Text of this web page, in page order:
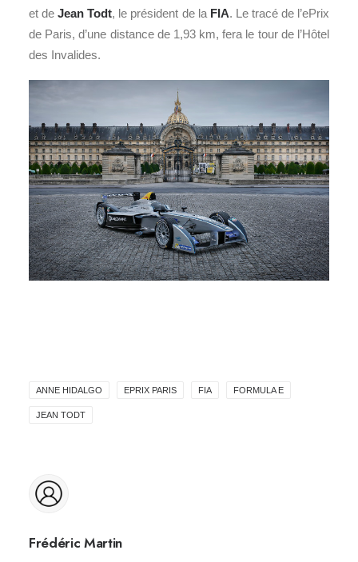
et deJean Todt, le président de la FIA. Le tracé de l’ePrix
de Paris, d’une distance de 1,93 km, fera le tour de l’Hôtel
des Invalides.
ANNE HIDALGO EPRIX PARIS FIA FORMULA E
JEAN TODT
Frédéric Martin